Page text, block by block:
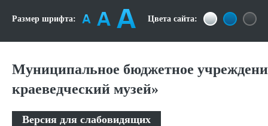
Размер шрифта: Цвета сайта:
Муниципальное бюджетное
краеведческий музей»
Версия для слабовидящих